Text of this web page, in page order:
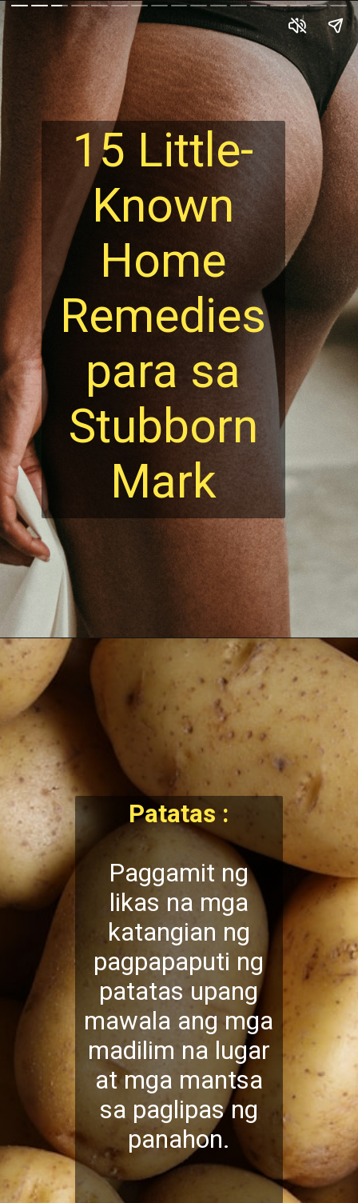
15 Little-
Known
Home
Remedies
para sa
Stubborn
Mark
Patatas :
Paggamit ng
likas na mga
katangian ng
pagpapaputi ng
patatas upang
mawala ang mga
madilim na lugar
at mga mantsa
sa paglipas ng
panahon.